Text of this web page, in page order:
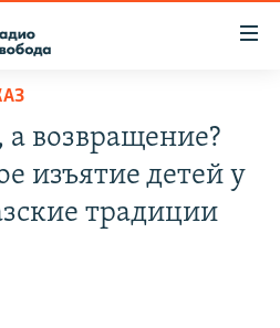
возвращение?
изъятие детей у
традиции